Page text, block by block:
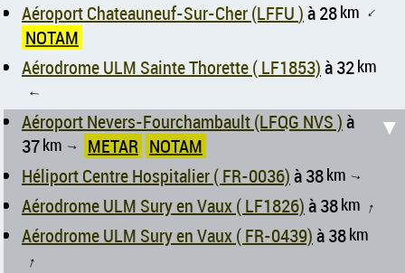
Aéroport Chateauneuf-Sur-Cher (LFFU )à 28km ↑
NOTAM
Aérodrome ULM Sainte Thorette ( LF1853)à 32km
↑
Aéroport Nevers-Fourchambault (LFQG NVS )à
37km ↑ METAR NOTAM
Héliport Centre Hospitalier ( FR-0036)à 38km ↑
Aérodrome ULM Sury en Vaux ( LF1826)à 38km ↑
Aérodrome ULM Sury en Vaux ( FR-0439)à 38km
↑
▼